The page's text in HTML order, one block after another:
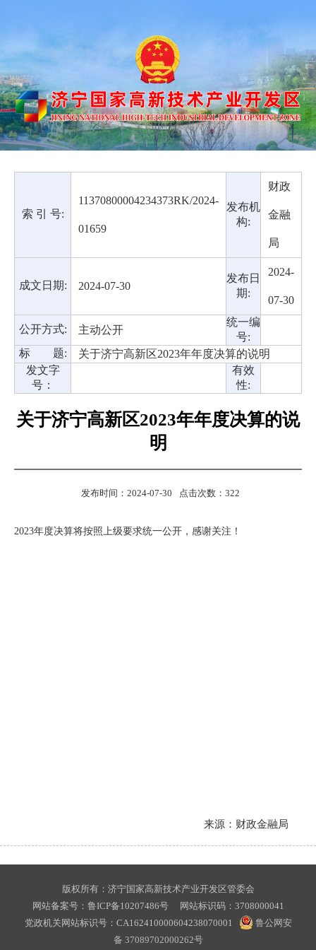
索 引 号:
11370800004234373RK/2024-
01659
发布机
构:
财政
金融
局
成文日期: 2024-07-30
发布日
期:
2024-
07-30
公开方式: 主动公开
统一编
号:
标 题:
关于济宁高新区2023年年度决算的说明
发文字
号：
有效
性:
关于济宁高新区2023年年度决算的说
明
发布时间：2024-07-30 点击次数： 322
2023年度决算将按照上级要求统一公开，感谢关注！
来源：财政金融局
版权所有：济宁国家高新技术产业开发区管委会
网站备案号： 鲁ICP备10207486号网站标识码：3708000041
党政机关网站标识号：CA162410000604238070001
鲁公网安
备 37089702000262号